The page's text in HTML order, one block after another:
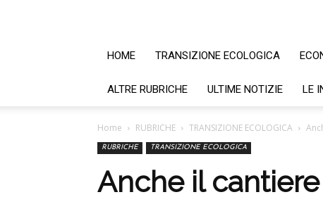
HOME TRANSIZIONE ECOLOGICA
ALTRE RUBRICHE ULTIME NOTIZIE LE
Home RUBRICHE TRANSIZIONE ECOLOGICA
RUBRICHE TRANSIZIONE ECOLOGICA
Anche il